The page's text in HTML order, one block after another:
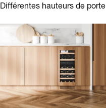
Différentes hauteurs de porte